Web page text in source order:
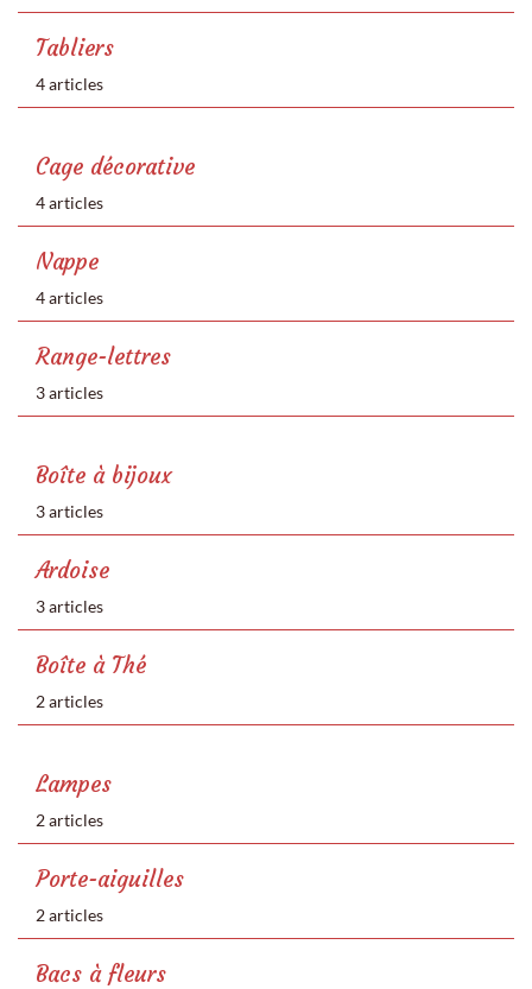
Tabliers
4 articles
Cage décorative
4 articles
Nappe
4 articles
Range-lettres
3 articles
Boîte à bijoux
3 articles
Ardoise
3 articles
Boîte à Thé
2 articles
Lampes
2 articles
Porte-aiguilles
2 articles
Bacs à fleurs